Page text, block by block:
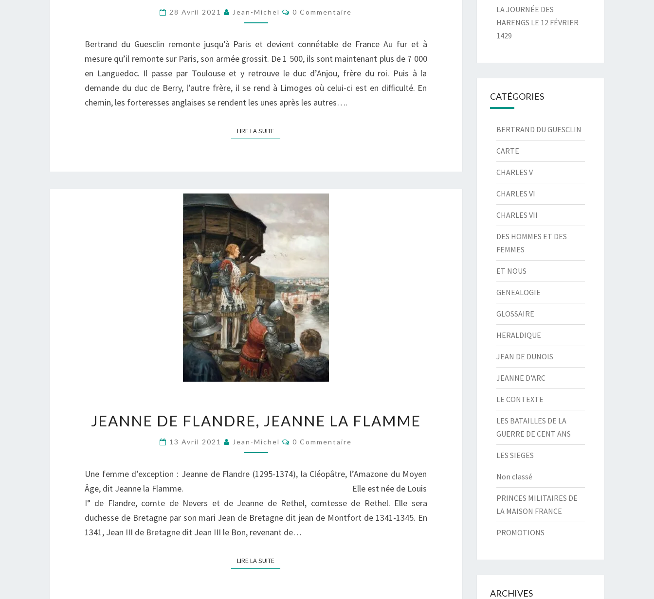
DE
28 Avril 2021 Jean-Michel Commentaires
0 Commentaire
Bertrand du Guesclin remonte jusqu’à Paris et devient connétable de France Au fur et à
mesure qu’il remonte sur Paris, son armée grossit. De 1 500, ils sont maintenant plus de 7 000
en Languedoc. Il passe par Toulouse et y retrouve le duc d’Anjou, frère du roi. Puis à la
demande du duc de Berry, l’autre frère, il se rend à Limoges où celui-ci est en difficulté. En
chemin, les forteresses anglaises se rendent les unes après les autres….
LIRE LA SUITELIRE LA SUITE
DE
FLANDRE,
JEANNE
JEANNE DE FLANDRE, JEANNE LA FLAMME
13 Avril 2021 Jean-Michel Commentaires
0 Commentaire
Une femme d’exception : Jeanne de Flandre (1295-1374), la Cléopâtre, l’Amazone du Moyen
Âge, dit Jeanne la Flamme. Elle est née de Louis
I° de Flandre, comte de Nevers et de Jeanne de Rethel, comtesse de Rethel. Elle sera
duchesse de Bretagne par son mari Jean de Bretagne dit jean de Montfort de 1341-1345. En
1341, Jean III de Bretagne dit Jean III le Bon, revenant de…
LIRE LA SUITELIRE LA SUITE
LA JOURNÉE DES
HARENGS LE 12 FÉVRIER
1429
CATÉGORIES
BERTRAND DU GUESCLIN
CARTE
CHARLES V
CHARLES VI
CHARLES VII
DES HOMMES ET DES
FEMMES
ET NOUS
GENEALOGIE
GLOSSAIRE
HERALDIQUE
JEAN DE DUNOIS
JEANNE D'ARC
LE CONTEXTE
LES BATAILLES DE LA
GUERRE DE CENT ANS
LES SIEGES
Non classé
PRINCES MILITAIRES DE
LA MAISON FRANCE
PROMOTIONS
ARCHIVES